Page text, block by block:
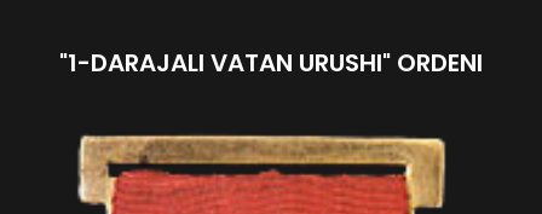
"1-DARAJALI VATAN URUSHI" ORDENI